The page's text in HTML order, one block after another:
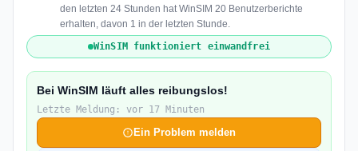
den letzten 24 Stunden hat WinSIM 20 Benutzerberichte
erhalten, davon 1 in der letzten Stunde.
WinSIM funktioniert einwandfrei
Bei WinSIM läuft alles reibungslos!
Letzte Meldung: vor 17 Minuten
Ein Problem melden